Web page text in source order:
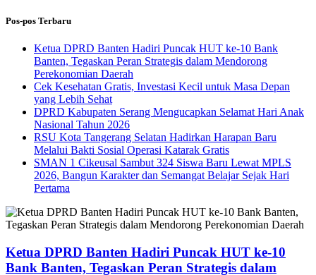
Pos-pos Terbaru
Ketua DPRD Banten Hadiri Puncak HUT ke-10 Bank
Banten, Tegaskan Peran Strategis dalam Mendorong
Perekonomian Daerah
Cek Kesehatan Gratis, Investasi Kecil untuk Masa Depan
yang Lebih Sehat
DPRD Kabupaten Serang Mengucapkan Selamat Hari Anak
Nasional Tahun 2026
RSU Kota Tangerang Selatan Hadirkan Harapan Baru
Melalui Bakti Sosial Operasi Katarak Gratis
SMAN 1 Cikeusal Sambut 324 Siswa Baru Lewat MPLS
2026, Bangun Karakter dan Semangat Belajar Sejak Hari
Pertama
Ketua DPRD Banten Hadiri Puncak HUT ke-10
Bank Banten, Tegaskan Peran Strategis dalam